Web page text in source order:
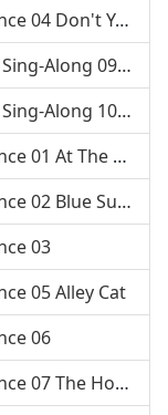
安妮鲜花推荐 美国儿童歌曲 Let's Dance 04 Don't You Just Love To Waltz?
安妮鲜花推荐 美国儿童歌曲 Country Sing-Along 09 Country Kid
安妮鲜花推荐 美国儿童歌曲 Country Sing-Along 10 Happy Trails To You
安妮鲜花推荐 美国儿童歌曲 Let's Dance 01 At The Hop
安妮鲜花推荐 美国儿童歌曲 Let's Dance 02 Blue Suede Shoes
03
05 Alley Cat
06
安妮鲜花推荐 美国儿童歌曲 Let's Dance 07 The Hokey Pokey